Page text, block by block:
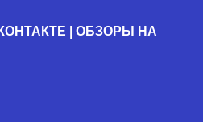
| ОБЗОРЫ НА